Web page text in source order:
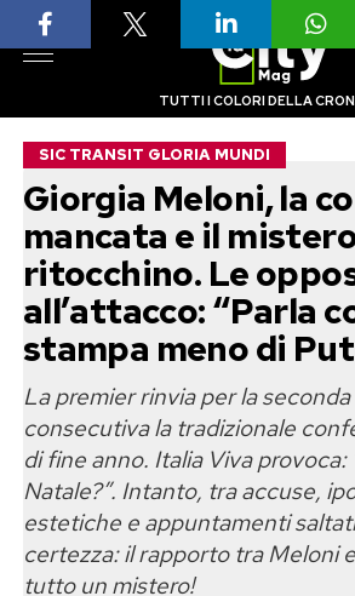
TUTTI I COLORI DELLA
SIC TRANSIT GLORIA MUNDI
Giorgia Meloni, la
mancata e il
ritocchino. Le
all’attacco: “Parla
stampa meno di
La premier rinvia per la
consecutiva la tradizionale
di fine anno. Italia Viva provoca:
Natale?”. Intanto, tra accuse,
estetiche e appuntamenti
certezza: il rapporto tra Meloni
tutto un mistero!